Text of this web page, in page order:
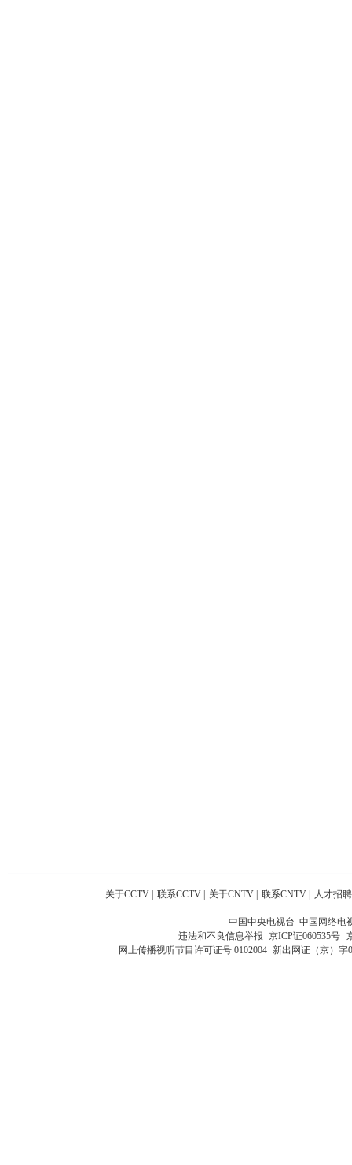
关于CCTV 联系CCTV 关于CNTV 联系CNTV 人才招聘
中国中央电视台 中国网络电
违法和不良信息举报 京ICP证060535号
网上传播视听节目许可证号 0102004 新出网证（京）